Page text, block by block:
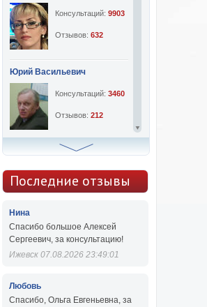
Консультаций: 9903
Отзывов: 632
Юрий Васильевич
Консультаций: 3460
Отзывов: 212
Алексей Сергеевич
Отзывов:47
Последние отзывы
Нина
Спасибо большое Алексей
Сергеевич, за консультацию!
Ижевск 07.08.2026 23:49:01
Любовь
Спасибо, Ольга Евгеньевна, за